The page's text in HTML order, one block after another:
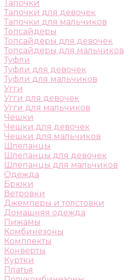
Тапочки
Тапочки для девочек
Тапочки для мальчиков
Топсайдеры
Топсайдеры для девочек
Топсайдеры для мальчиков
Туфли
Туфли для девочек
Туфли для мальчиков
Угги
Угги для девочек
Угги для мальчиков
Чешки
Чешки для девочек
Чешки для мальчиков
Шлепанцы
Шлепанцы для девочек
Шлепанцы для мальчиков
Одежда
Брюки
Ветровки
Джемперы и толстовки
Домашняя одежда
Пижамы
Комбинезоны
Комплекты
Конверты
Куртки
Платья